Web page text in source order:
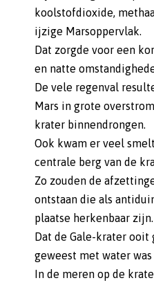
koolstofdioxide,
ijzige Marsoppervlak.
Dat zorgde voor een
en natte
De vele regenval
Mars in grote
krater binnendrongen.
Ook kwam er veel
centrale berg van de
Zo zouden de
ontstaan die als
plaatse herkenbaar zijn.
Dat de Gale-krater
geweest met water
In de meren op de